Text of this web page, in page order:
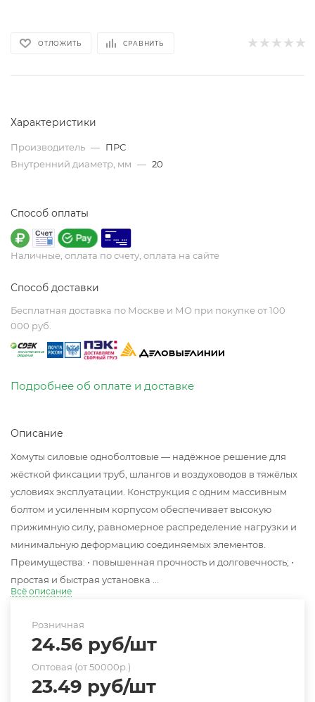
ОТЛОЖИТЬ СРАВНИТЬ
Характеристики
Производитель — ПРС
Внутренний диаметр, мм — 20
Способ оплаты
Наличные, оплата по счету, оплата на сайте
Способ доставки
Бесплатная доставка по Москве и МО при покупке от 100
000 руб.
Подробнее об оплате и доставке
Описание
Хомуты силовые одноболтовые — надёжное решение для
жёсткой фиксации труб, шлангов и воздуховодов в тяжёлых
условиях эксплуатации. Конструкция с одним массивным
болтом и усиленным корпусом обеспечивает высокую
прижимную силу, равномерное распределение нагрузки и
минимальную деформацию соединяемых элементов.
Преимущества: • повышенная прочность и долговечность; •
простая и быстрая установка ...
Всё описание
Розничная
24.56 руб/шт
Оптовая (от 50000р.)
23.49 руб/шт